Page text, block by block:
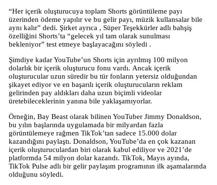
“Her içerik oluşturucuya toplam Shorts görüntüleme payı
üzerinden ödeme yapılır ve bu gelir payı, müzik kullansalar bile
aynı kalır” dedi. Şirket ayrıca , Süper Teşekkürler adlı bahşiş
özelliğini Shorts’ta “gelecek yıl tam olarak sunulması
bekleniyor” test etmeye başlayacağını söyledi .
Şimdiye kadar YouTube’un Shorts için ayrılmış 100 milyon
dolarlık bir içerik oluşturucu fonu vardı. Ancak içerik
oluşturucular uzun süredir bu tür fonların yetersiz olduğundan
şikayet ediyor ve en başarılı içerik oluşturucuların reklam
gelirinden pay aldıkları daha uzun biçimli videolar
üretebileceklerinin yanına bile yaklaşamıyorlar.
Örneğin, Bay Beast olarak bilinen YouTuber Jimmy Donaldson,
bu yılın başlarında uygulamada bir milyardan fazla
görüntülemeye rağmen TikTok’tan sadece 15.000 dolar
kazandığını paylaştı. Donaldson, YouTube’da en çok kazanan
içerik oluşturuculardan biri olarak kabul ediliyor ve 2021’de
platformda 54 milyon dolar kazandı. TikTok, Mayıs ayında,
TikTok Pulse adlı bir gelir paylaşım programının ilk aşamalarında
olduğunu söyledi.